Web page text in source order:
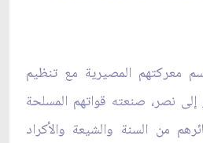
معركتهم المصيرية مع تنظيم
نصر، صنعته قواتهم المسلحة
من السنة والشيعة والأكراد